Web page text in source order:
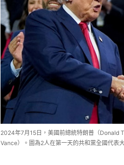
2024年7月15日，美國前總統特朗普（Donald
Vance）。圖為2人在第一天的共和黨全國代表